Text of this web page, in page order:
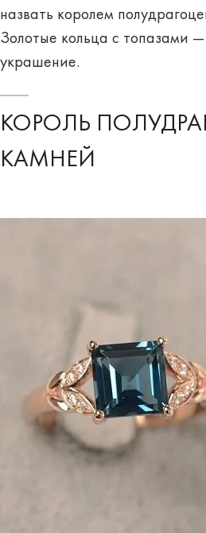
назвать королем
Золотые кольца с топазами
украшение.
КОРОЛЬ
КАМНЕЙ